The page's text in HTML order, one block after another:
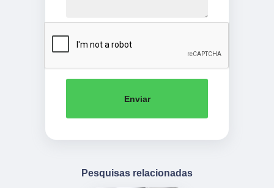
Enviar
Pesquisas relacionadas